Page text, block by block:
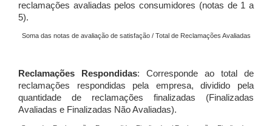
reclamações avaliadas pelos consumidores (notas de 1 a
5).
Soma das notas de avaliação de satisfação / Total de Reclamações Avaliadas
Reclamações Respondidas: Corresponde ao total de
reclamações respondidas pela empresa, dividido pela
quantidade de reclamações finalizadas (Finalizadas
Avaliadas e Finalizadas Não Avaliadas).